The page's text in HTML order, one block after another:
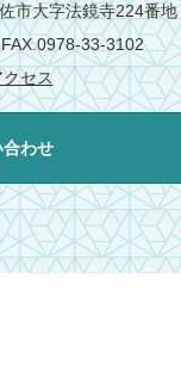
市大字法鏡寺224番地
FAX.0978-33-3102
セス
合わせ